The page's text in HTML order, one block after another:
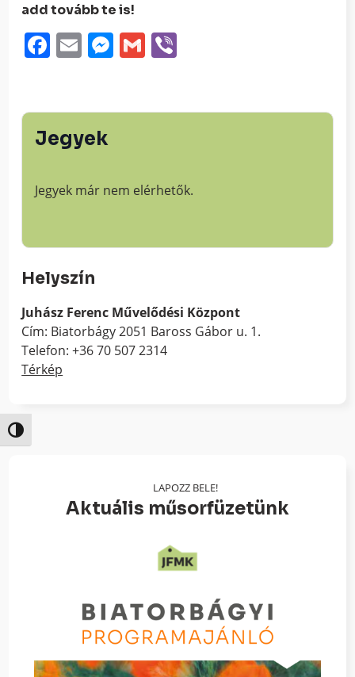
Nagy kontraszt váltása
add tovább te is!
Facebook
EmailMessenger
Gmail
Jegyek
Jegyek már nem elérhetők.
Helyszín
Juhász Ferenc Művelődési Központ
Cím: Biatorbágy 2051 Baross Gábor u. 1.
Telefon: +36 70 507 2314
Térkép
LAPOZZ BELE!
Aktuális műsorfüzetünk